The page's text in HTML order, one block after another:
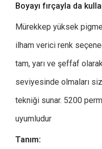
Boyayı fırçayla da
Mürekkep yüksek
ilham verici renk
tam, yarı ve şeffaf
seviyesinde olmaları
tekniği sunar. 5200
uyumludur
Tanım: